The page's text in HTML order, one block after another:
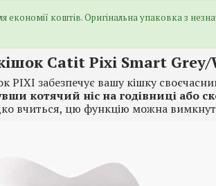
економії коштів. Оригінальна упаковка з
Catit Pixi Smart
PIXI забезпечує вашу кішку
котячий ніс на годівниці або
вчиться, цю функцію можна